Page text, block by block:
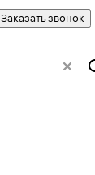
Заказать звонок